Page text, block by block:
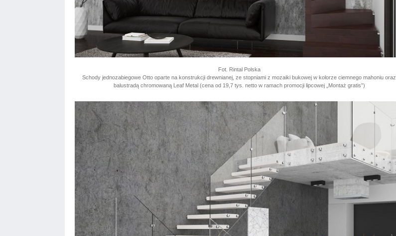
Fot. Rintal Polska
Schody jednozabiegowe Otto oparte na konstrukcji drewnianej, ze stopniami z mozaiki bukowej w kolorze ciemnego mahoniu oraz
balustradą chromowaną Leaf Metal (cena od 19,7 tys. netto w ramach promocji lipcowej „Montaż gratis”)